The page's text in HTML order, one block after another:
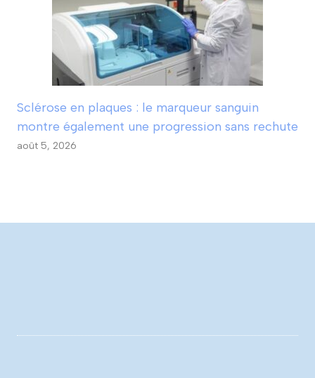
Sclérose en plaques : le marqueur sanguin
montre également une progression sans rechute
août 5, 2026